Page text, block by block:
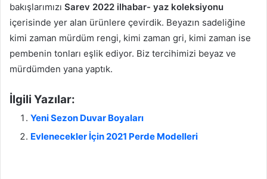
bakışlarımızı Sarev 2022 ilhabar- yaz koleksiyonu
içerisinde yer alan ürünlere çevirdik. Beyazın sadeliğine
kimi zaman mürdüm rengi, kimi zaman gri, kimi zaman ise
pembenin tonları eşlik ediyor. Biz tercihimizi beyaz ve
mürdümden yana yaptık.
İlgili Yazılar:
Yeni Sezon Duvar Boyaları
Evlenecekler İçin 2021 Perde Modelleri